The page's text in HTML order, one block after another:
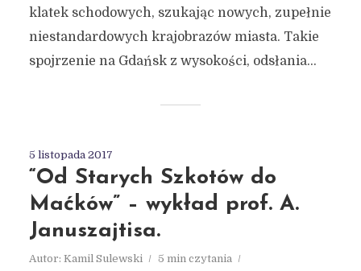
klatek schodowych, szukając nowych, zupełnie
niestandardowych krajobrazów miasta. Takie
spojrzenie na Gdańsk z wysokości, odsłania...
5 listopada 2017
“Od Starych Szkotów do
Maćków” – wykład prof. A.
Januszajtisa.
Autor: Kamil Sulewski
5 min czytania